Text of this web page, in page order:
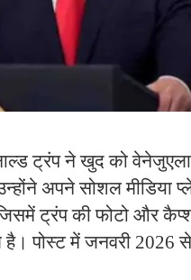
ट्रंप ने खुद को
अपने सोशल मीडिया
ट्रंप की फोटो और
है। पोस्ट में जनवरी